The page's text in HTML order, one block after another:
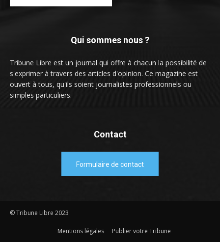
Qui sommes nous ?
Tribune Libre est un journal qui offre à chacun la possibilité de
s'exprimer à travers des articles d'opinion. Ce magazine est
ouvert à tous, qu'ils soient journalistes professionnels ou
simples particuliers.
Contact
Formulaire de contact
© Tribune Libre 2023
Mentions légales Publier votre Tribune